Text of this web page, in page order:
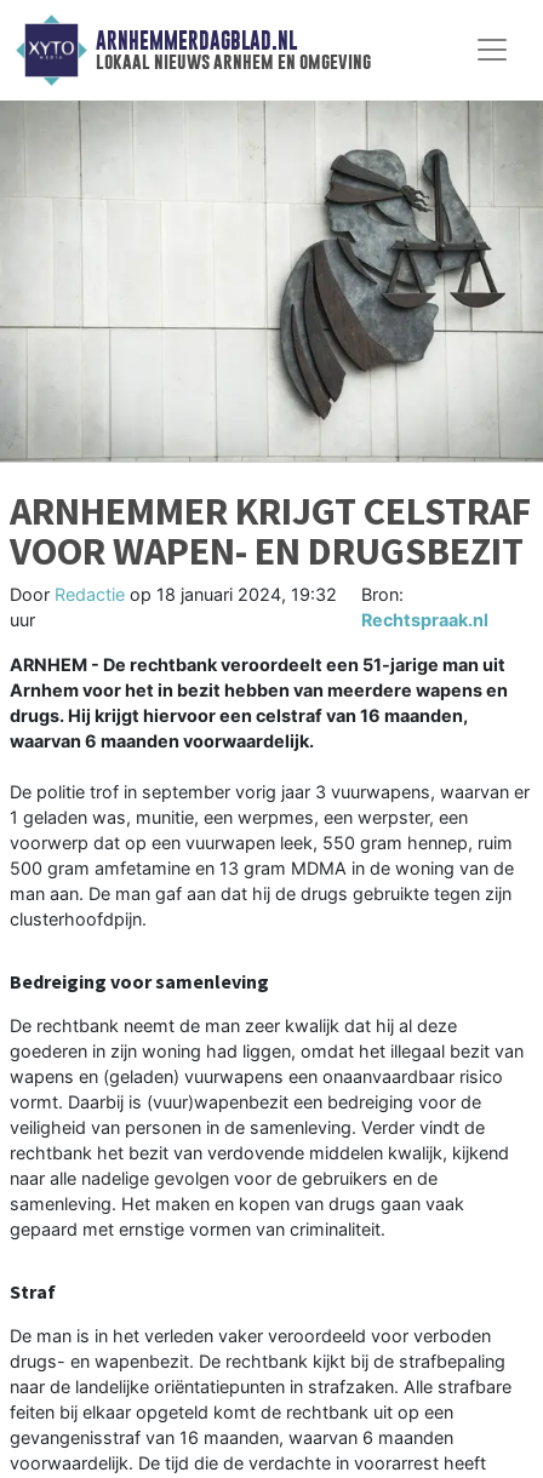
ARNHEMMERDAGBLAD.NL
lokaal nieuws arnhem en omgeving
ARNHEMMER KRIJGT CELSTRAF
VOOR WAPEN- EN DRUGSBEZIT
Door Redactie op 18 januari 2024, 19:32
uur
Bron:
Rechtspraak.nl
ARNHEM - De rechtbank veroordeelt een 51-jarige man uit
Arnhem voor het in bezit hebben van meerdere wapens en
drugs. Hij krijgt hiervoor een celstraf van 16 maanden,
waarvan 6 maanden voorwaardelijk.
De politie trof in september vorig jaar 3 vuurwapens, waarvan er
1 geladen was, munitie, een werpmes, een werpster, een
voorwerp dat op een vuurwapen leek, 550 gram hennep, ruim
500 gram amfetamine en 13 gram MDMA in de woning van de
man aan. De man gaf aan dat hij de drugs gebruikte tegen zijn
clusterhoofdpijn.
Bedreiging voor samenleving
De rechtbank neemt de man zeer kwalijk dat hij al deze
goederen in zijn woning had liggen, omdat het illegaal bezit van
wapens en (geladen) vuurwapens een onaanvaardbaar risico
vormt. Daarbij is (vuur)wapenbezit een bedreiging voor de
veiligheid van personen in de samenleving. Verder vindt de
rechtbank het bezit van verdovende middelen kwalijk, kijkend
naar alle nadelige gevolgen voor de gebruikers en de
samenleving. Het maken en kopen van drugs gaan vaak
gepaard met ernstige vormen van criminaliteit.
Straf
De man is in het verleden vaker veroordeeld voor verboden
drugs- en wapenbezit. De rechtbank kijkt bij de strafbepaling
naar de landelijke oriëntatiepunten in strafzaken. Alle strafbare
feiten bij elkaar opgeteld komt de rechtbank uit op een
gevangenisstraf van 16 maanden, waarvan 6 maanden
voorwaardelijk. De tijd die de verdachte in voorarrest heeft